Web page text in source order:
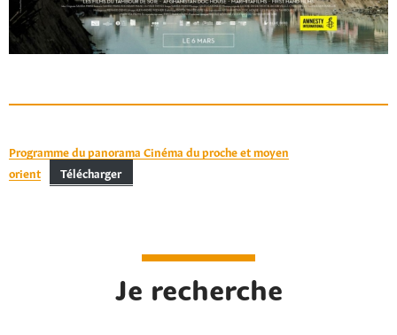
Rechercher sur le site
Programme du panorama Cinéma du proche et moyen
orient
Télécharger
Je recherche